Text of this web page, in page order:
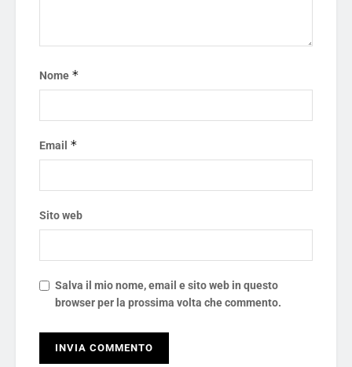
Nome *
Email *
Sito web
Salva il mio nome, email e sito web in questo
browser per la prossima volta che commento.